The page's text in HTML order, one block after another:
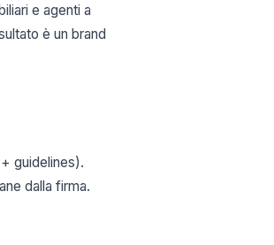
e agenti a
è un brand
guidelines).
dalla firma.